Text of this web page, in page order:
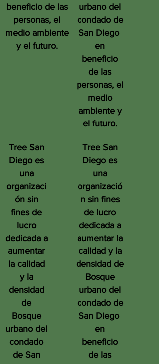
beneficio de las
personas, el
medio ambiente
y el futuro.
Tree San
Diego es
una
organizaci
ón sin
fines de
lucro
dedicada a
aumentar
la calidad
y la
densidad
de
Bosque
urbano del
condado
de San
urbano del
condado de
San Diego
en
beneficio
de las
personas, el
medio
ambiente y
el futuro.
Tree San
Diego es
una
organizació
n sin fines
de lucro
dedicada a
aumentar la
calidad y la
densidad de
Bosque
urbano del
condado de
San Diego
en
beneficio
de las